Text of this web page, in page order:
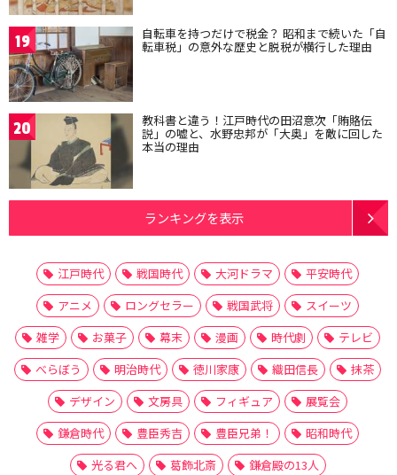
19 自転車を持つだけで税金？ 昭和まで続いた「自
転車税」の意外な歴史と脱税が横行した理由
20 教科書と違う！江戸時代の田沼意次「賄賂伝
説」の嘘と、水野忠邦が「大奥」を敵に回した
本当の理由
ランキングを表示
江戸時代 戦国時代 大河ドラマ
平安時代
アニメ
ロングセラー 戦国武将
スイーツ
雑学
お菓子 幕末 漫画 時代劇
テレビ
べらぼう
明治時代 徳川家康 織田信長
抹茶
デザイン
文房具 フィギュア
展覧会
鎌倉時代
豊臣秀吉 豊臣兄弟！
昭和時代
光る君へ
葛飾北斎 鎌倉殿の13人